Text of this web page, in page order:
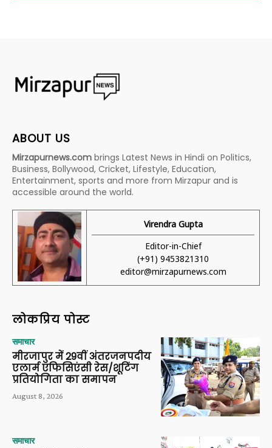
ABOUT US
Mirzapurnews.com brings Latest News in Hindi on Politics,
Business, Bollywood, Cricket, Lifestyle, Education,
Entertainment, sports and more from Mirzapur and is
accessible around the world.
Virendra Gupta
Editor-in-Chief
(+91) 9453821310
editor@mirzapurnews.com
लोकप्रिय पोस्ट
समाचार
मीरजापुर में 29वीं अंतरजनपदीय
एलार्म एफिसिएंसी रेस/शूटिंग
प्रतियोगिता का समापन
August 8, 2026
समाचार